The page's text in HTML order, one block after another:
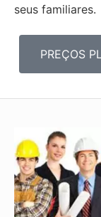
seus familiares.
PREÇOS